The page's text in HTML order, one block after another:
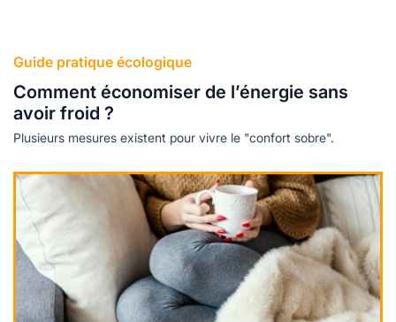
au naturel
végétariennes
locales
durables
beauté naturelle
naturel
de recyclage
témoignages
douce
Guide pratique écologique
Comment économiser de l’énergie sans
avoir froid ?
Plusieurs mesures existent pour vivre le "confort sobre".